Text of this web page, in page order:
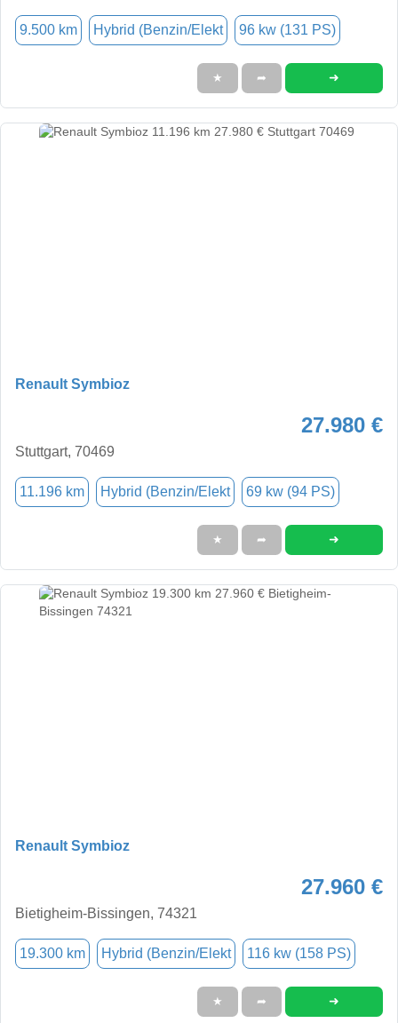
9.500 km Hybrid (Benzin/Elekt 96 kw (131 PS)
★ ➦ ➜
Renault Symbioz
27.980 €
Stuttgart, 70469
11.196 km Hybrid (Benzin/Elekt 69 kw (94 PS)
★ ➦ ➜
Renault Symbioz
27.960 €
Bietigheim-Bissingen, 74321
19.300 km Hybrid (Benzin/Elekt 116 kw (158 PS)
★ ➦ ➜